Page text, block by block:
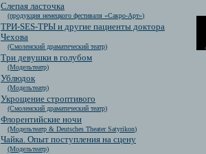
Слепая ласточка
(продукция немецкого фестиваля «Сакро-Арт»)
ТРИ-SES-ТРЫ и другие пациенты доктора
Чехова
(Смоленский драматический театр)
Три девушки в голубом
(Модельтеатр)
Ублюдок
(Модельтеатр)
Укрощение строптивого
(Смоленский драматический театр)
Флорентийские ночи
(Модельтеатр & Deutsches Theater Satyrikon)
Чайка. Опыт поступления на сцену
(Модельтеатр)